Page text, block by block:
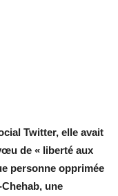
Twitter, elle avait
de « liberté aux
personne opprimée
une